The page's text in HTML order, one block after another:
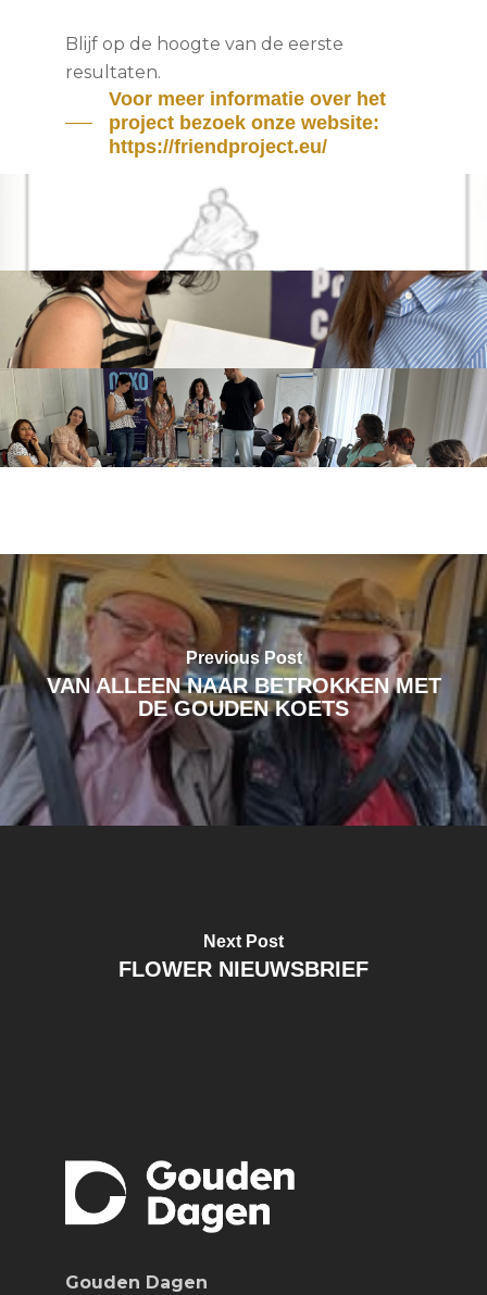
Blijf op de hoogte van de eerste
resultaten.
Voor meer informatie over het
project bezoek onze website:
https://friendproject.eu/
Previous Post
VAN ALLEEN NAAR BETROKKEN MET
DE GOUDEN KOETS
Next Post
FLOWER NIEUWSBRIEF
Gouden Dagen